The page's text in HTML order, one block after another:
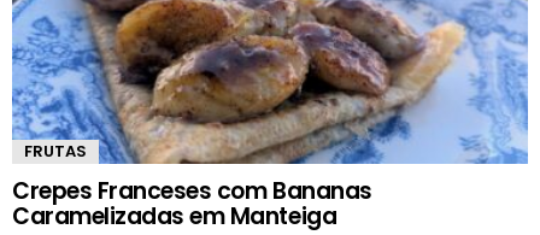
FRUTAS
Crepes Franceses com Bananas
Caramelizadas em Manteiga